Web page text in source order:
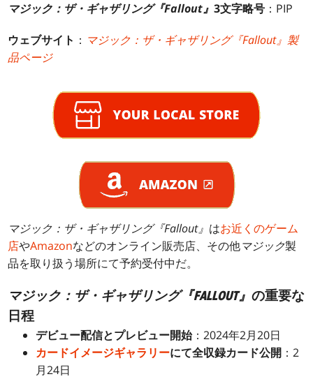
マジック：ザ・ギャザリング『Fallout』3文字略号 ：PIP
ウェブサイト ： マジック：ザ・ギャザリング『Fallout』製
品ページ
マジック：ザ・ギャザリング『Fallout』 はお近くのゲーム
店やAmazonなどのオンライン販売店、その他マジック製
品を取り扱う場所にて予約受付中だ。
マジック：ザ・ギャザリング『FALLOUT』の重要な
日程
デビュー配信とプレビュー開始：2024年2月20日
カードイメージギャラリーにて全収録カード公開 ：2
月24日